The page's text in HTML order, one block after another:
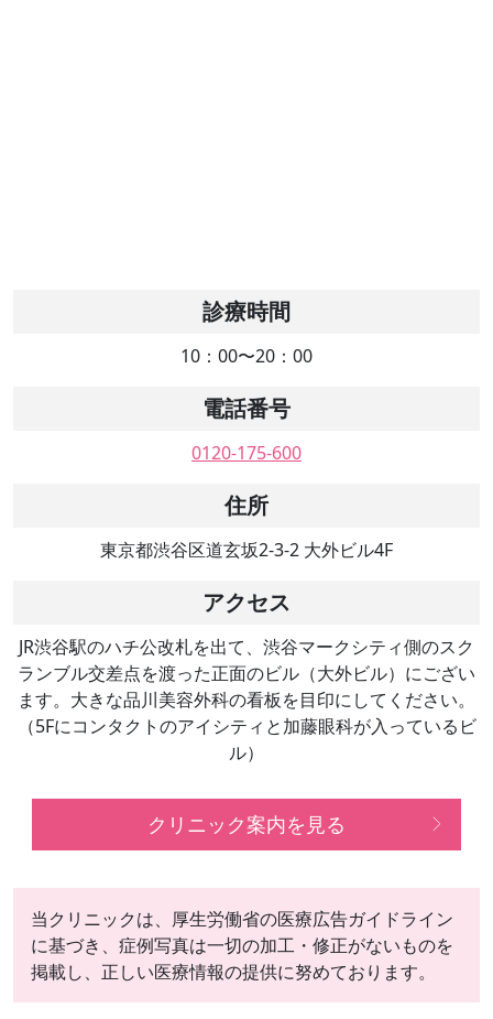
診療時間
10：00〜20：00
電話番号
0120-175-600
住所
東京都渋谷区道玄坂2-3-2 大外ビル4F
アクセス
JR渋谷駅のハチ公改札を出て、渋谷マークシティ側のスク
ランブル交差点を渡った正面のビル（大外ビル）にござい
ます。大きな品川美容外科の看板を目印にしてください。
（5Fにコンタクトのアイシティと加藤眼科が入っているビ
ル）
クリニック案内を見る
当クリニックは、厚生労働省の医療広告ガイドライン
に基づき、症例写真は一切の加工・修正がないものを
掲載し、正しい医療情報の提供に努めております。